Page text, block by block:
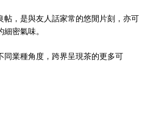
帖，是與友人話家常的悠閒片刻，亦可
密氣味。
同業種角度，跨界呈現茶的更多可